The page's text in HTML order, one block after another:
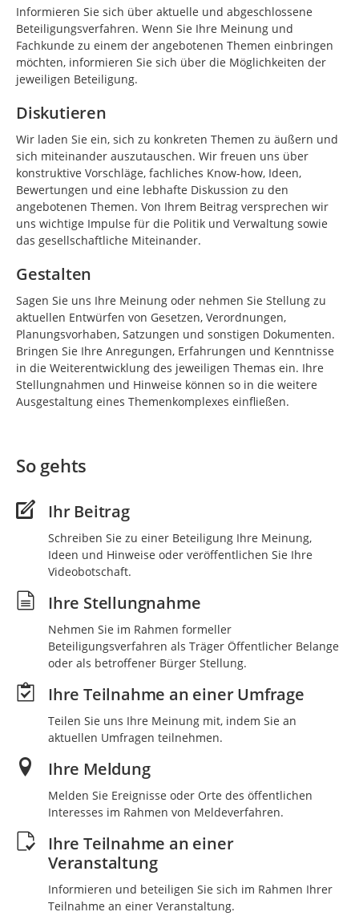
Informieren Sie sich über aktuelle und abgeschlossene
Beteiligungsverfahren. Wenn Sie Ihre Meinung und
Fachkunde zu einem der angebotenen Themen einbringen
möchten, informieren Sie sich über die Möglichkeiten der
jeweiligen Beteiligung.
Diskutieren
Wir laden Sie ein, sich zu konkreten Themen zu äußern und
sich miteinander auszutauschen. Wir freuen uns über
konstruktive Vorschläge, fachliches Know-how, Ideen,
Bewertungen und eine lebhafte Diskussion zu den
angebotenen Themen. Von Ihrem Beitrag versprechen wir
uns wichtige Impulse für die Politik und Verwaltung sowie
das gesellschaftliche Miteinander.
Gestalten
Sagen Sie uns Ihre Meinung oder nehmen Sie Stellung zu
aktuellen Entwürfen von Gesetzen, Verordnungen,
Planungsvorhaben, Satzungen und sonstigen Dokumenten.
Bringen Sie Ihre Anregungen, Erfahrungen und Kenntnisse
in die Weiterentwicklung des jeweiligen Themas ein. Ihre
Stellungnahmen und Hinweise können so in die weitere
Ausgestaltung eines Themenkomplexes einfließen.
So gehts
Ihr Beitrag
Schreiben Sie zu einer Beteiligung Ihre Meinung,
Ideen und Hinweise oder veröffentlichen Sie Ihre
Videobotschaft.
Ihre Stellungnahme
Nehmen Sie im Rahmen formeller
Beteiligungsverfahren als Träger Öffentlicher Belange
oder als betroffener Bürger Stellung.
Ihre Teilnahme an einer Umfrage
Teilen Sie uns Ihre Meinung mit, indem Sie an
aktuellen Umfragen teilnehmen.
Ihre Meldung
Melden Sie Ereignisse oder Orte des öffentlichen
Interesses im Rahmen von Meldeverfahren.
Ihre Teilnahme an einer
Veranstaltung
Informieren und beteiligen Sie sich im Rahmen Ihrer
Teilnahme an einer Veranstaltung.